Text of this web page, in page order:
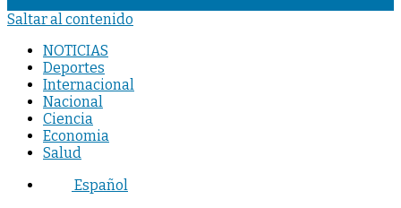
Saltar al contenido
NOTICIAS
Deportes
Internacional
Nacional
Ciencia
Economia
Salud
Español